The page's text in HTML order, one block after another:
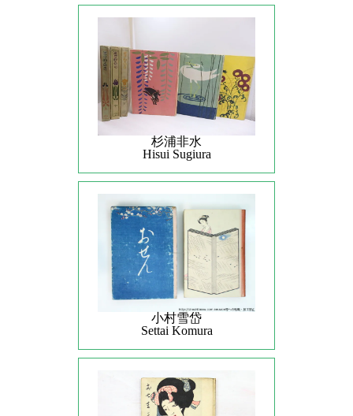
杉浦非水
Hisui Sugiura
小村雪岱
Settai Komura